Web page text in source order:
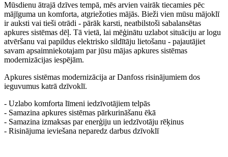
Mūsdienu ātrajā dzīves tempā, mēs arvien vairāk tiecamies pēc
mājīguma un komforta, atgriežoties mājās. Bieži vien mūsu mājoklī
ir auksti vai tieši otrādi - pārāk karsti, neatbilstoši sabalansētas
apkures sistēmas dēļ. Tā vietā, lai mēģinātu uzlabot situāciju ar logu
atvēršanu vai papildus elektrisko sildītāju lietošanu - pajautājiet
savam apsaimniekotajam par jūsu mājas apkures sistēmas
modernizācijas iespējām.
Apkures sistēmas modernizācija ar Danfoss risinājumiem dos
ieguvumus katrā dzīvoklī.
- Uzlabo komforta līmeni iedzīvotājiem telpās
- Samazina apkures sistēmas pārkurināšanu ēkā
- Samazina izmaksas par enerģiju un iedzīvotāju rēķinus
- Risinājuma ieviešana neparedz darbus dzīvoklī